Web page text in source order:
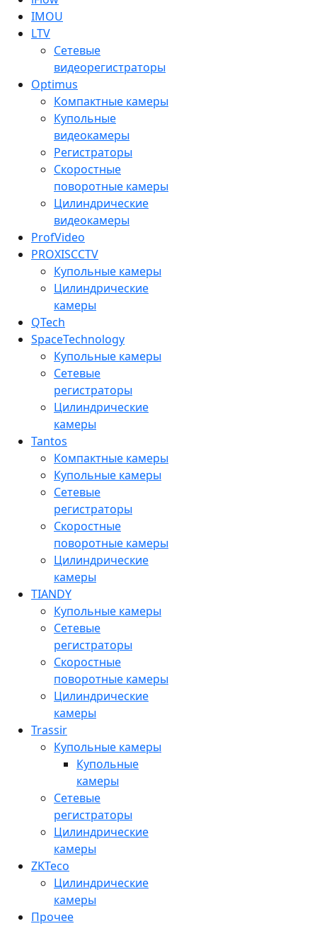
IMOU
LTV
Сетевые
видеорегистраторы
Optimus
Компактные камеры
Купольные
видеокамеры
Регистраторы
Скоростные
поворотные камеры
Цилиндрические
видеокамеры
ProfVideo
PROXISCCTV
Купольные камеры
Цилиндрические
камеры
QTech
SpaceTechnology
Купольные камеры
Сетевые
регистраторы
Цилиндрические
камеры
Tantos
Компактные камеры
Купольные камеры
Сетевые
регистраторы
Скоростные
поворотные камеры
Цилиндрические
камеры
TIANDY
Купольные камеры
Сетевые
регистраторы
Скоростные
поворотные камеры
Цилиндрические
камеры
Trassir
Купольные камеры
Купольные
камеры
Сетевые
регистраторы
Цилиндрические
камеры
ZKTeco
Цилиндрические
камеры
Прочее